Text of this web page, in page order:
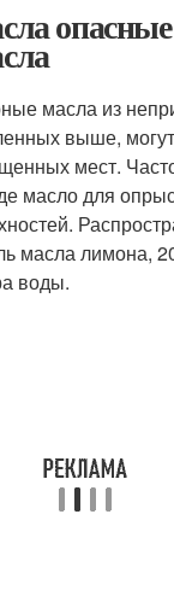
масла из
выше,
мест.
масло для
масла лимона,
воды.